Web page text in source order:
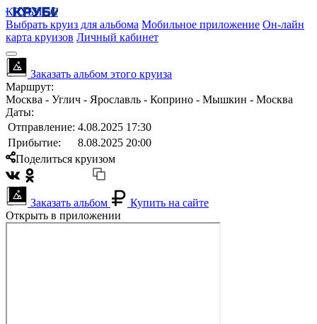
КРУБИСС
Выбрать круиз для альбома Мобильное приложение Он-лайн
карта круизов Личный кабинет
Заказать альбом этого круиза
Маршрут:
Москва - Углич - Ярославль - Коприно - Мышкин - Москва
Даты:
Отправление: 4.08.2025 17:30
Прибытие:
8.08.2025 20:00
Поделиться круизом
Заказать альбом
Купить на сайте
Открыть в приложении